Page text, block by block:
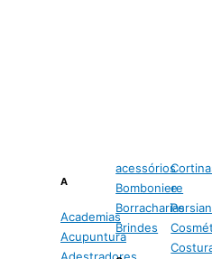
A
Academias
Acupuntura
acessórios
Bomboniere
Borracharias
Brindes
e